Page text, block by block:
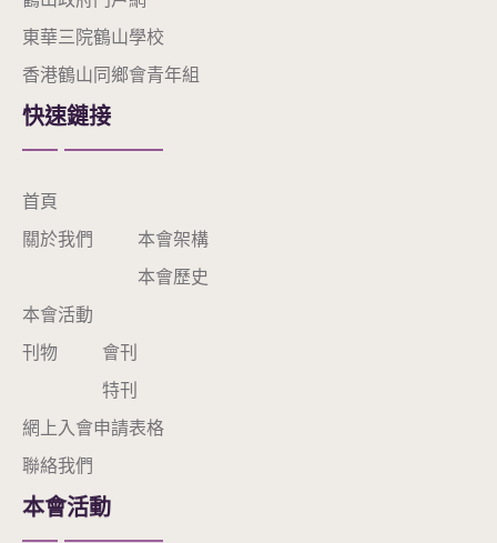
東華三院鶴山學校
香港鶴山同鄉會青年組
快速鏈接
首頁
關於我們
本會架構
本會歷史
本會活動
刊物
會刊
特刊
網上入會申請表格
聯絡我們
本會活動